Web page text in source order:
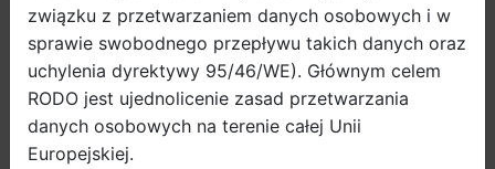
Pilotaż Innowacyjnych Rowerów Elektrycznych
Hopper - Przyszłość Mobilności Miejskiej
związku z przetwarzaniem danych osobowych i w
sprawie swobodnego przepływu takich danych oraz
uchylenia dyrektywy 95/46/WE). Głównym celem
RODO jest ujednolicenie zasad przetwarzania
danych osobowych na terenie całej Unii
Europejskiej.